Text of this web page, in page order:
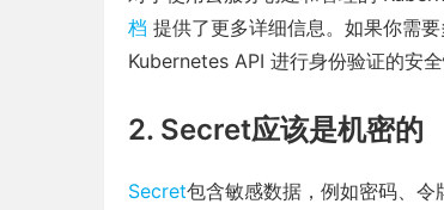
档 提供了更多详细信息。如果你需
Kubernetes API 进行身份验证的安全
2. Secret应该是机密的
Secret包含敏感数据，例如密码、